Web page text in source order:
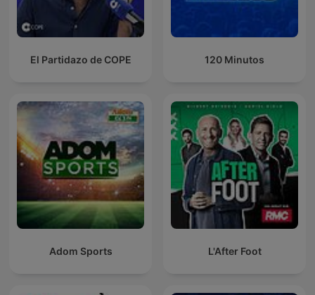
El Partidazo de COPE 120 Minutos
Adom Sports L'After Foot